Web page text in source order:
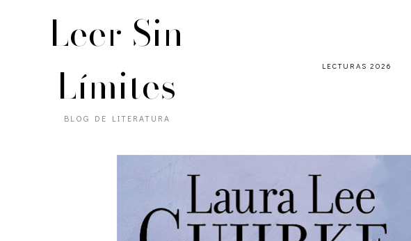
Leer Sin
Límites
BLOG DE LITERATURA
LECTURAS 2026